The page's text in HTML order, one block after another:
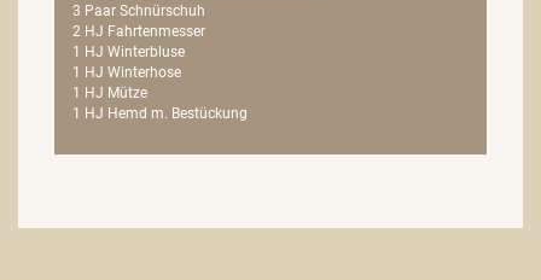
3 Paar Schnürschuh
2 HJ Fahrtenmesser
1 HJ Winterbluse
1 HJ Winterhose
1 HJ Mütze
1 HJ Hemd m. Bestückung